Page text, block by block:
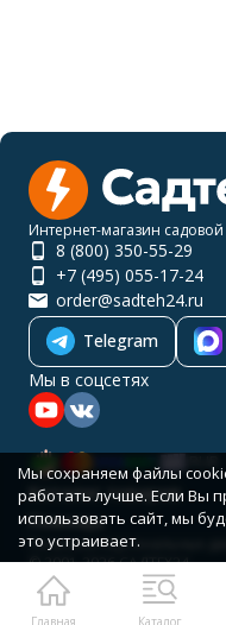
Главная Каталог
Интернет-магазин садовой
8 (800) 350-55-29
+7 (495) 055-17-24
order@sadteh24.ru
Telegram
Мы в соцсетях
Каталог товаров
Помощь
Политика персональных
© 2001-2026 САДТЕХ24
Разработано в
bodysite.ru
Мы сохраняем файлы
работать лучше. Если Вы
использовать сайт, мы
это устраивает.